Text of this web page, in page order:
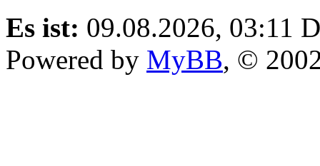
Es ist: 09.08.2026, 03:11
Powered by MyBB, ©